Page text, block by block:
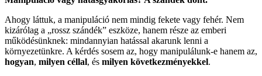
Ahogy láttuk, a manipuláció nem mindig fekete vagy fehér. Nem
kizárólag a „rossz szándék” eszköze, hanem része az emberi
működésünknek: mindannyian hatással akarunk lenni a
környezetünkre. A kérdés sosem az, hogy manipulálunk-e hanem az,
hogyan, milyen céllal, és milyen következményekkel.